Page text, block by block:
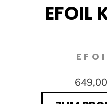
EFOIL